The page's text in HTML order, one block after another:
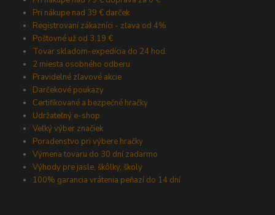
Pri nákupe nad 39 € darček
Registrovaní zákazníci - zľava od 4%
Poštovné už od 3,19 €
Tovar skladom-expedícia do 24 hod.
2 miesta osobného odberu
Pravidelné zľavové akcie
Darčekové poukazy
Certifikované a bezpečné hračky
Udržateľný e-shop
Veľký výber značiek
Poradenstvo pri výbere hračky
Výmena tovaru do 30 dní zadarmo
Výhody pre jasle, škôlky, školy
100% garancia vrátenia peňazí do 14 dní